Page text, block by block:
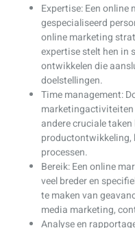
Expertise: Een
gespecialiseerd
online marketing
expertise stelt hen in
ontwikkelen die
doelstellingen.
Time management:
marketingactiviteiten
andere cruciale
productontwikkeling,
processen.
Bereik: Een online
veel breder en
te maken van
media marketing,
Analyse en